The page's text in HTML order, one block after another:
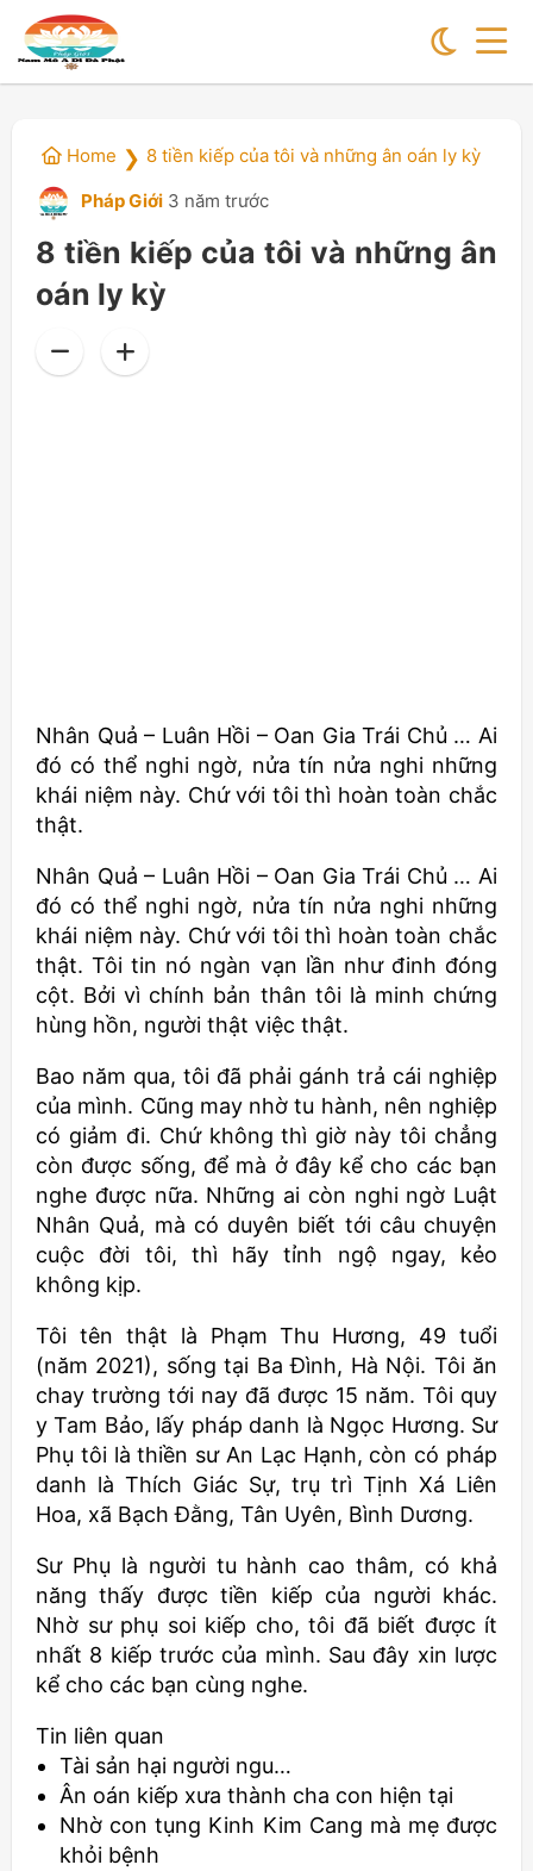
Home ❯ 8 tiền kiếp của tôi và những ân oán ly kỳ
Pháp Giới 3 năm trước
8 tiền kiếp của tôi và những ân
oán ly kỳ
Nhân Quả – Luân Hồi – Oan Gia Trái Chủ … Ai
đó có thể nghi ngờ, nửa tín nửa nghi những
khái niệm này. Chứ với tôi thì hoàn toàn chắc
thật.
Nhân Quả – Luân Hồi – Oan Gia Trái Chủ … Ai
đó có thể nghi ngờ, nửa tín nửa nghi những
khái niệm này. Chứ với tôi thì hoàn toàn chắc
thật. Tôi tin nó ngàn vạn lần như đinh đóng
cột. Bởi vì chính bản thân tôi là minh chứng
hùng hồn, người thật việc thật.
Bao năm qua, tôi đã phải gánh trả cái nghiệp
của mình. Cũng may nhờ tu hành, nên nghiệp
có giảm đi. Chứ không thì giờ này tôi chẳng
còn được sống, để mà ở đây kể cho các bạn
nghe được nữa. Những ai còn nghi ngờ Luật
Nhân Quả, mà có duyên biết tới câu chuyện
cuộc đời tôi, thì hãy tỉnh ngộ ngay, kẻo
không kịp.
Tôi tên thật là Phạm Thu Hương, 49 tuổi
(năm 2021), sống tại Ba Đình, Hà Nội. Tôi ăn
chay trường tới nay đã được 15 năm. Tôi quy
y Tam Bảo, lấy pháp danh là Ngọc Hương. Sư
Phụ tôi là thiền sư An Lạc Hạnh, còn có pháp
danh là Thích Giác Sự, trụ trì Tịnh Xá Liên
Hoa, xã Bạch Đằng, Tân Uyên, Bình Dương.
Sư Phụ là người tu hành cao thâm, có khả
năng thấy được tiền kiếp của người khác.
Nhờ sư phụ soi kiếp cho, tôi đã biết được ít
nhất 8 kiếp trước của mình. Sau đây xin lược
kể cho các bạn cùng nghe.
Tin liên quan
Tài sản hại người ngu…
Ân oán kiếp xưa thành cha con hiện tại
Nhờ con tụng Kinh Kim Cang mà mẹ được
khỏi bệnh